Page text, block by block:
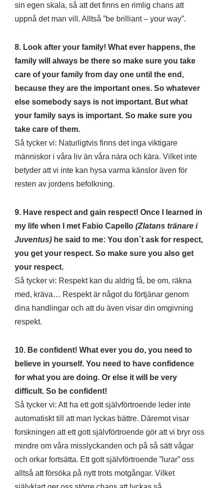
sin egen skala, så att det finns en rimlig chans att
uppnå det man vill. Alltså ”be brilliant – your way”.
8. Look after your family! What ever happens, the
family will always be there so make sure you take
care of your family from day one until the end,
because they are the important ones. So whatever
else somebody says is not important. But what
your family says is important. So make sure you
take care of them.
Så tycker vi: Naturligtvis finns det inga viktigare
människor i våra liv än våra nära och kära. Vilket inte
betyder att vi inte kan hysa varma känslor även för
resten av jordens befolkning.
9. Have respect and gain respect! Once I learned in
my life when I met Fabio Capello (Zlatans tränare i
Juventus) he said to me: You don´t ask for respect,
you get your respect. So make sure you also get
your respect.
Så tycker vi: Respekt kan du aldrig få, be om, räkna
med, kräva… Respekt är något du förtjänar genom
dina handlingar och att du även visar din omgivning
respekt.
10. Be confident! What ever you do, you need to
believe in yourself. You need to have confidence
for what you are doing. Or else it will be very
difficult. So be confident!
Så tycker vi: Att ha ett gott självförtroende leder inte
automatiskt till att man lyckas bättre. Däremot visar
forskningen att ett gott självförtroende gör att vi bryr oss
mindre om våra misslyckanden och på så sätt vågar
och orkar fortsätta. Ett gott självförtroende ”lurar” oss
alltså att försöka på nytt trots motgångar. Vilket